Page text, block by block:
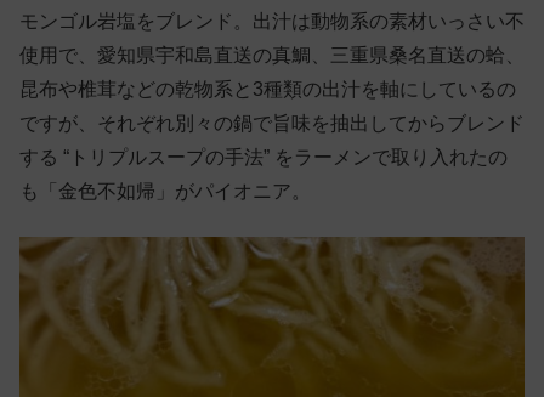
モンゴル岩塩をブレンド。出汁は動物系の素材いっさい不
使用で、愛知県宇和島直送の真鯛、三重県桑名直送の蛤、
昆布や椎茸などの乾物系と3種類の出汁を軸にしているの
ですが、それぞれ別々の鍋で旨味を抽出してからブレンド
する “トリプルスープの手法” をラーメンで取り入れたの
も「金色不如帰」がパイオニア。